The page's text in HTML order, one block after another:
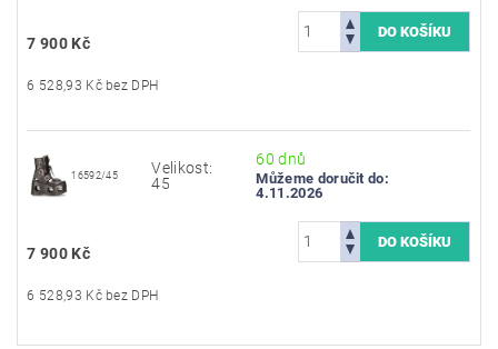
7 900 Kč
6 528,93 Kč bez DPH
16592/45
Velikost:
45
60 dnů
Můžeme doručit do:
4.11.2026
7 900 Kč
6 528,93 Kč bez DPH